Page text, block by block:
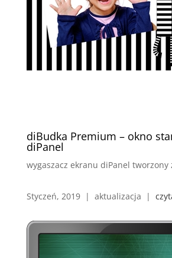
diBudka Premium – okno
diPanel
wygaszacz ekranu diPanel tworzony
Styczeń, 2019 | aktualizacja |